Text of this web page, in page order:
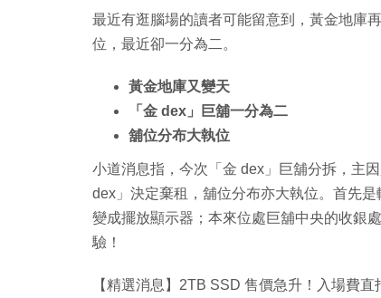
最近有逛腦場的讀者可能留意到，黃金地庫
位，最近卻一分為二。
黃金地庫又變天
「金 dex」巨舖一分為二
舖位分布大執位
小道消息指，今次「金 dex」巨舖分拆，主
dex」決定棄租，舖位分布亦大執位。首先
變成擺放顯示器；本來位處巨舖中央的收銀
驗！
【精選消息】2TB SSD 售價急升！入場費直